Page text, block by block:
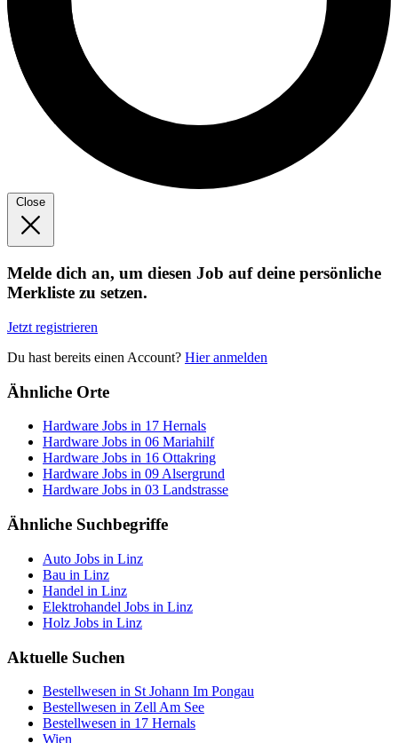
Close
Melde dich an, um diesen Job auf deine persönliche
Merkliste zu setzen.
Jetzt registrieren
Du hast bereits einen Account? Hier anmelden
Ähnliche Orte
Hardware Jobs in 17 Hernals
Hardware Jobs in 06 Mariahilf
Hardware Jobs in 16 Ottakring
Hardware Jobs in 09 Alsergrund
Hardware Jobs in 03 Landstrasse
Ähnliche Suchbegriffe
Auto Jobs in Linz
Bau in Linz
Handel in Linz
Elektrohandel Jobs in Linz
Holz Jobs in Linz
Aktuelle Suchen
Bestellwesen in St Johann Im Pongau
Bestellwesen in Zell Am See
Bestellwesen in 17 Hernals
Wien